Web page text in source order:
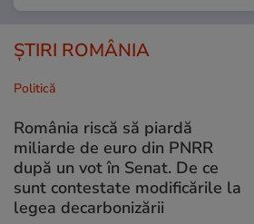
ȘTIRI ROMÂNIA
Politică
România riscă să piardă
miliarde de euro din PNRR
după un vot în Senat. De ce
sunt contestate modificările la
legea decarbonizării